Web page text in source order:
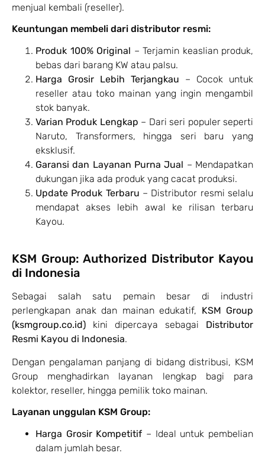
menjual kembali (reseller).
Keuntungan membeli dari distributor resmi:
Produk 100% Original – Terjamin keaslian produk,
bebas dari barang KW atau palsu.
Harga Grosir Lebih Terjangkau – Cocok untuk
reseller atau toko mainan yang ingin mengambil
stok banyak.
Varian Produk Lengkap – Dari seri populer seperti
Naruto, Transformers, hingga seri baru yang
eksklusif.
Garansi dan Layanan Purna Jual – Mendapatkan
dukungan jika ada produk yang cacat produksi.
Update Produk Terbaru – Distributor resmi selalu
mendapat akses lebih awal ke rilisan terbaru
Kayou.
KSM Group: Authorized Distributor Kayou
di Indonesia
Sebagai salah satu pemain besar di industri
perlengkapan anak dan mainan edukatif, KSM Group
(ksmgroup.co.id) kini dipercaya sebagai Distributor
Resmi Kayou di Indonesia.
Dengan pengalaman panjang di bidang distribusi, KSM
Group menghadirkan layanan lengkap bagi para
kolektor, reseller, hingga pemilik toko mainan.
Layanan unggulan KSM Group:
Harga Grosir Kompetitif – Ideal untuk pembelian
dalam jumlah besar.